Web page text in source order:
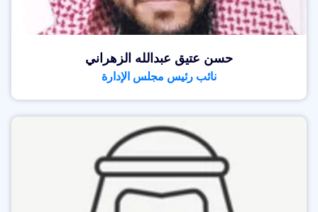
حسن عتيق عبدالله الزهراني
نائب رئيس مجلس الإدارة